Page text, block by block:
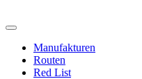
Manufakturen
Routen
Red List